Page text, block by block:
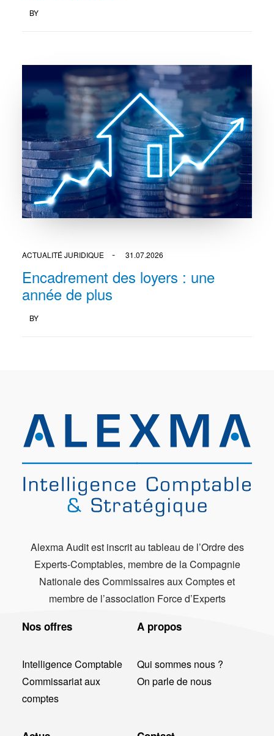
BY
ACTUALITÉ JURIDIQUE 31.07.2026
Encadrement des loyers : une
année de plus
BY
Alexma Audit est inscrit au tableau de l’Ordre des
Experts-Comptables, membre de la Compagnie
Nationale des Commissaires aux Comptes et
membre de l’association Force d’Experts
Nos offres
Intelligence Comptable
Commissariat aux
comptes
A propos
Qui sommes nous ?
On parle de nous